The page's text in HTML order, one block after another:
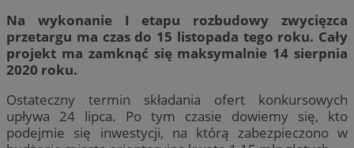
Na wykonanie I etapu rozbudowy zwycięzca
przetargu ma czas do 15 listopada tego roku. Cały
projekt ma zamknąć się maksymalnie 14 sierpnia
2020 roku.
Ostateczny termin składania ofert konkursowych
upływa 24 lipca. Po tym czasie dowiemy się, kto
podejmie się inwestycji, na którą zabezpieczono w